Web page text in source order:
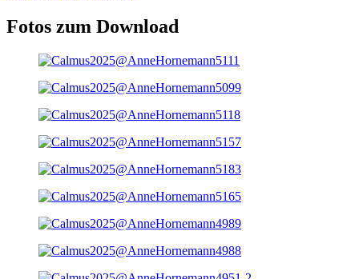
Fotos zum Download